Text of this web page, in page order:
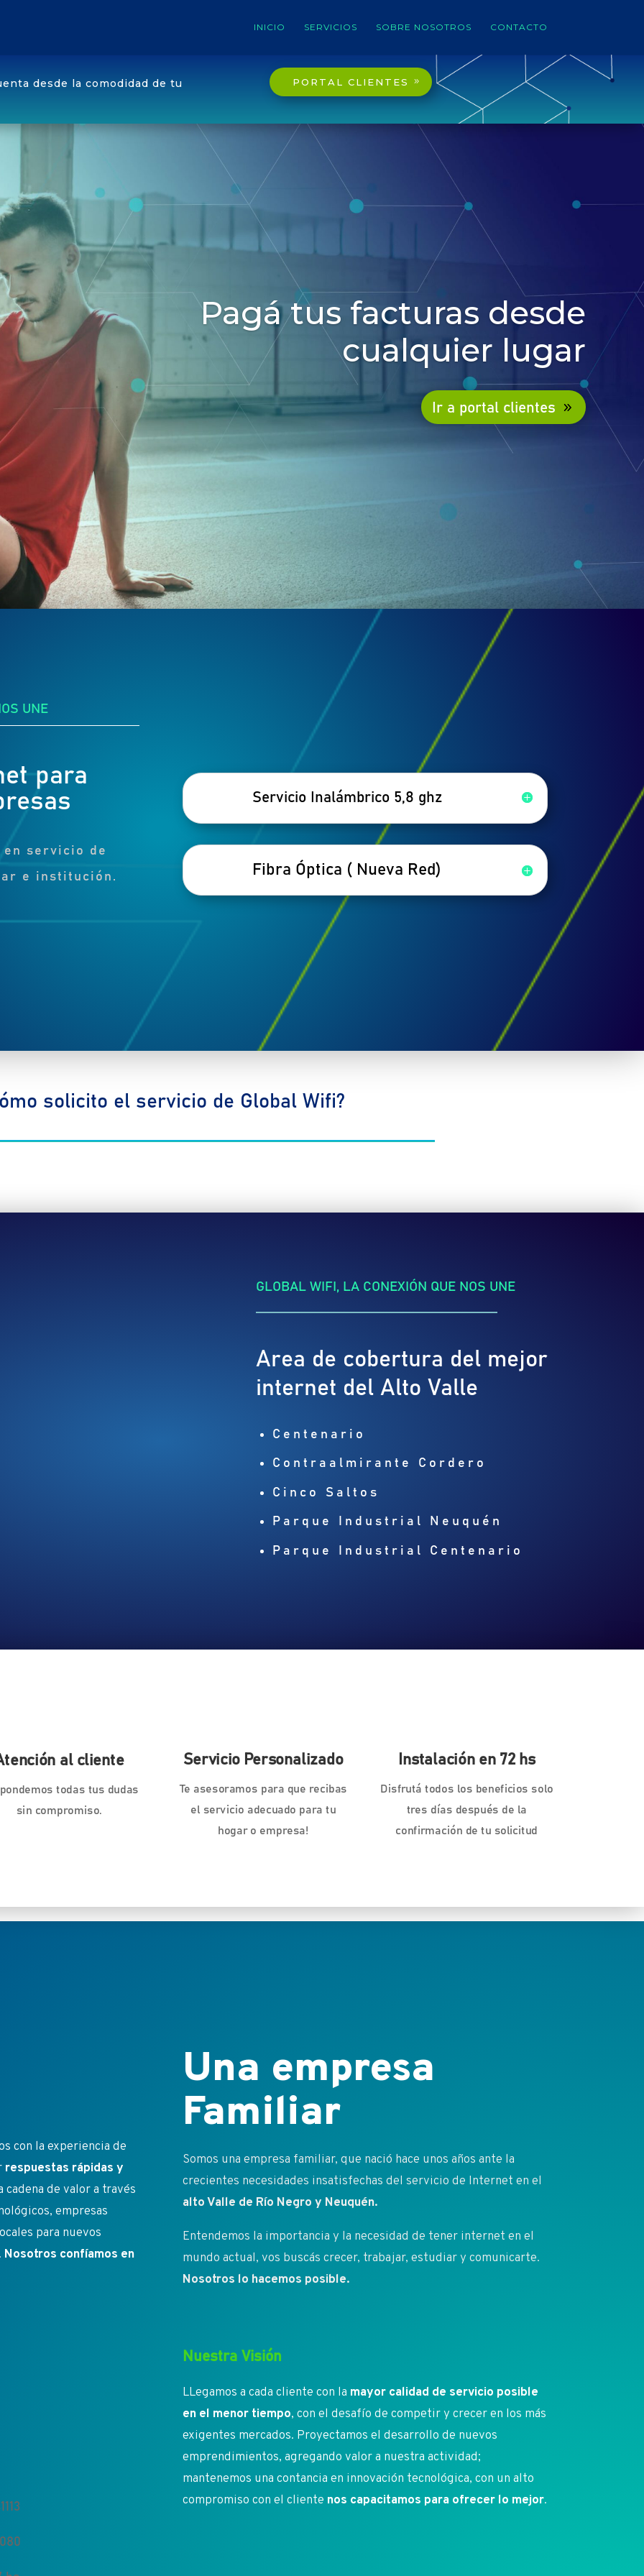
INICIO SERVICIOS SOBRE NOSOTROS CONTACTO
desde la comodidad de tu PORTAL CLIENTES
Pagá tus facturas desde
cualquier lugar
Ir a portal clientes
UNE
para
servicio de
e institución.
Servicio Inalámbrico 5,8 ghz
Fibra Óptica ( Nueva Red)
solicito el servicio de Global Wifi?
GLOBAL WIFI, LA CONEXIÓN QUE NOS UNE
Area de cobertura del mejor
internet del Alto Valle
Centenario
Contraalmirante Cordero
Cinco Saltos
Parque Industrial Neuquén
Parque Industrial Centenario
al cliente
todas tus dudas
sin compromiso.
Servicio Personalizado
Te asesoramos para que recibas
el servicio adecuado para tu
hogar o empresa!
Instalación en 72 hs
Disfrutá todos los beneficios solo
tres días después de la
confirmación de tu solicitud
con la experiencia de
respuestas rápidas y
de valor a través
empresas
para nuevos
Nosotros confíamos en
Una empresa
Familiar
Somos una empresa familiar, que nació hace unos años ante la
crecientes necesidades insatisfechas del servicio de Internet en el
alto Valle de Río Negro y Neuquén.
Entendemos la importancia y la necesidad de tener internet en el
mundo actual, vos buscás crecer, trabajar, estudiar y comunicarte.
Nosotros lo hacemos posible.
Nuestra Visión
LLegamos a cada cliente con la mayor calidad de servicio posible
en el menor tiempo, con el desafío de competir y crecer en los más
exigentes mercados. Proyectamos el desarrollo de nuevos
emprendimientos, agregando valor a nuestra actividad;
mantenemos una contancia en innovación tecnológica, con un alto
compromiso con el cliente nos capacitamos para ofrecer lo mejor.